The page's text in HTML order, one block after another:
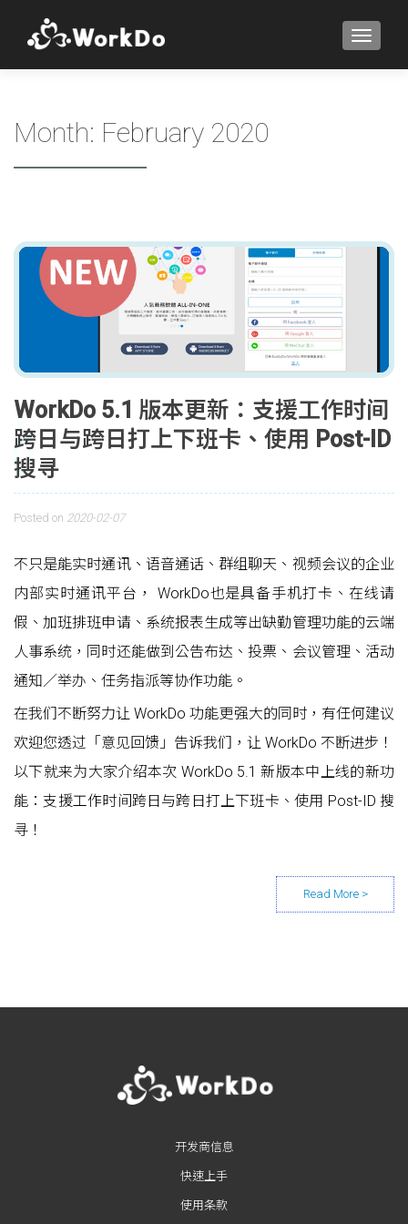
Month: February 2020
WorkDo 5.1 版本更新：支援工作时间
跨日与跨日打上下班卡、使用 Post-ID
搜寻
Posted on 2020-02-07
不只是能实时通讯、语音通话、群组聊天、视频会议的企业
内部实时通讯平台， WorkDo也是具备手机打卡、在线请
假、加班排班申请、系统报表生成等出缺勤管理功能的云端
人事系统，同时还能做到公告布达、投票、会议管理、活动
通知／举办、任务指派等协作功能。
在我们不断努力让 WorkDo 功能更强大的同时，有任何建议
欢迎您透过「意见回馈」告诉我们，让 WorkDo 不断进步！
以下就来为大家介绍本次 WorkDo 5.1 新版本中上线的新功
能：支援工作时间跨日与跨日打上下班卡、使用 Post-ID 搜
寻！
Posts navigation
开发商信息
快速上手
使用条款